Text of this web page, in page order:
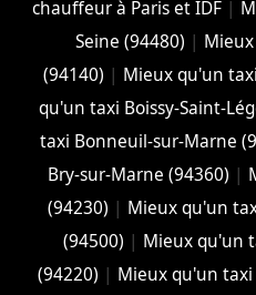
chauffeur à Paris et IDF |
Seine (94480) |
(94140) | Mieux qu'un
qu'un taxi Boissy-Saint-
taxi Bonneuil-sur-Marne
Bry-sur-Marne (94360) |
(94230) | Mieux qu'un
(94500) | Mieux qu'un
(94220) | Mieux qu'un